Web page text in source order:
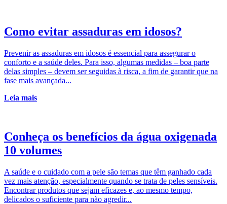
Como evitar assaduras em idosos?
Prevenir as assaduras em idosos é essencial para assegurar o
conforto e a saúde deles. Para isso, algumas medidas – boa parte
delas simples – devem ser seguidas à risca, a fim de garantir que na
fase mais avançada...
Leia mais
Conheça os benefícios da água oxigenada
10 volumes
A saúde e o cuidado com a pele são temas que têm ganhado cada
vez mais atenção, especialmente quando se trata de peles sensíveis.
Encontrar produtos que sejam eficazes e, ao mesmo tempo,
delicados o suficiente para não agredir...